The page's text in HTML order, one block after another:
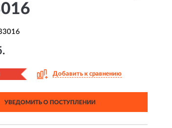
Добавить к сравнению
УВЕДОМИТЬ О ПОСТУПЛЕНИИ